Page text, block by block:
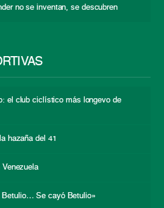
no se inventan, se descubren
el club ciclístico más longevo de
hazaña del 41
Se cayó Betulio»